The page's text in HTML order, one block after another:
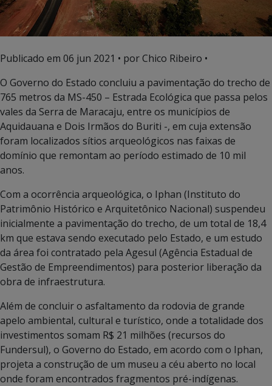
Publicado em 06 jun 2021 • por Chico Ribeiro •
O Governo do Estado concluiu a pavimentação do trecho de
765 metros da MS-450 – Estrada Ecológica que passa pelos
vales da Serra de Maracaju, entre os municípios de
Aquidauana e Dois Irmãos do Buriti -, em cuja extensão
foram localizados sítios arqueológicos nas faixas de
domínio que remontam ao período estimado de 10 mil
anos.
Com a ocorrência arqueológica, o Iphan (Instituto do
Patrimônio Histórico e Arquitetônico Nacional) suspendeu
inicialmente a pavimentação do trecho, de um total de 18,4
km que estava sendo executado pelo Estado, e um estudo
da área foi contratado pela Agesul (Agência Estadual de
Gestão de Empreendimentos) para posterior liberação da
obra de infraestrutura.
Além de concluir o asfaltamento da rodovia de grande
apelo ambiental, cultural e turístico, onde a totalidade dos
investimentos somam R$ 21 milhões (recursos do
Fundersul), o Governo do Estado, em acordo com o Iphan,
projeta a construção de um museu a céu aberto no local
onde foram encontrados fragmentos pré-indígenas.